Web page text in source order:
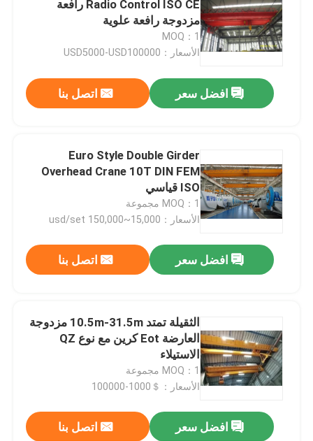
شعاع كرين قاذفة
شنت الجيب كرين
رافعة سطل
رافع كهرومغناطيسي
رافعة نصف جسرية
Radio Control ISO CE رافعة
مزدوجة رافعة علوية
MOQ：1
الأسعار：USD5000-USD100000
افضل سعر اتصل بنا
Euro Style Double Girder
Overhead Crane 10T DIN FEM
ISO قياسي
MOQ：1 مجموعة
الأسعار：15,000~150,000 usd/set
افضل سعر اتصل بنا
الثقيلة تمتد 10.5m-31.5m مزدوجة
العارضة Eot كرين مع نوع QZ
الاستيلاء
MOQ：1 مجموعة
الأسعار：＄1000-100000
افضل سعر اتصل بنا